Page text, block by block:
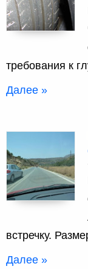
требования к
Далее »
встречку.
Далее »